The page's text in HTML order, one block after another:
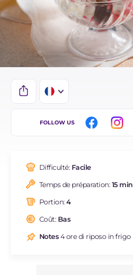
IT
ES
NL
BR
FOLLOW US
Difficulté: Facile
Temps de préparation:15 min
Portion:4
Coût: Bas
Notes4 ore di riposo in frigo